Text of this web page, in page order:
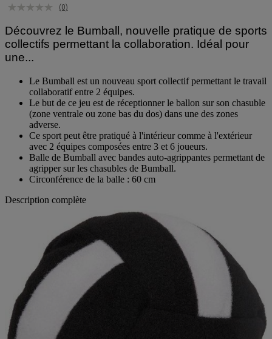
Découvrez le Bumball, nouvelle pratique de sports
collectifs permettant la collaboration. Idéal pour
Le Bumball est un nouveau sport collectif permettant le travail
collaboratif entre 2 équipes.
Le but de ce jeu est de réceptionner le ballon sur son chasuble
(zone ventrale ou zone bas du dos) dans une des zones
adverse.
Ce sport peut être pratiqué à l'intérieur comme à l'extérieur
avec 2 équipes composées entre 3 et 6 joueurs.
Balle de Bumball avec bandes auto-agrippantes permettant de
agripper sur les chasubles de Bumball.